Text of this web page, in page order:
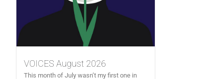
VOICES August 2026
This month of July wasn’t my first one in